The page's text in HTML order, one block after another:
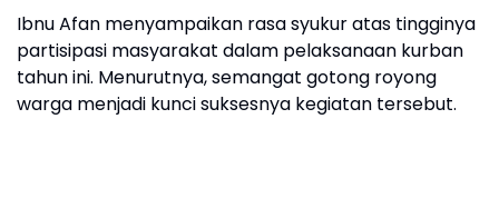
Ibnu Afan menyampaikan rasa syukur atas tingginya
partisipasi masyarakat dalam pelaksanaan kurban
tahun ini. Menurutnya, semangat gotong royong
warga menjadi kunci suksesnya kegiatan tersebut.